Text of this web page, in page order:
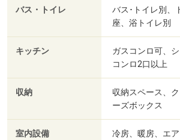
バス・トイレ
バス･トイレ別、
座、浴トイレ別
キッチン
ガスコンロ可、
コンロ2口以上
収納
収納スペース、
ーズボックス
室内設備
冷房、暖房、エ